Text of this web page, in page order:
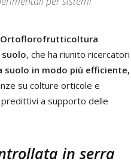
Ortoflorofrutticoltura
, che ha riunito ricercatori
in modo più efficiente,
su colture orticole e
a supporto delle
in serra